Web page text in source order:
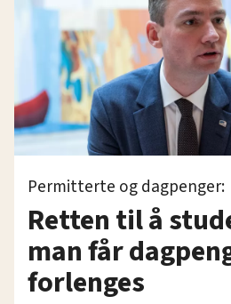
Permitterte og dagpenger:
Retten til å
man får
forlenges